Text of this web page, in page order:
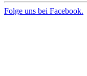
Folge uns bei Facebook.